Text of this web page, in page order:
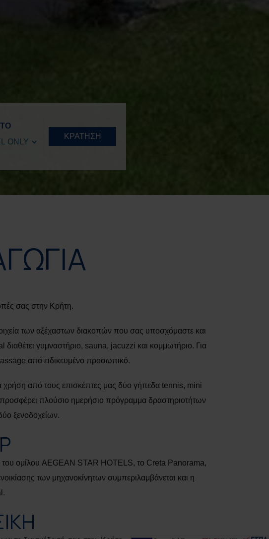
ΚΡΑΤΗΣΗ
σας στην Κρήτη.
των αξέχαστων διακοπών που σας υποσχόμαστε και
γυμναστήριο, sauna, jacuzzi και κομμωτήριο. Για
από ειδικευμένο προσωπικό.
χρήση από τους επισκέπτες μας δύο γήπεδα tennis, mini
πλούσιο ημερήσιο πρόγραμμα δραστηριοτήτων
ξενοδοχείων.
του ομίλου AEGEAN SΤΑR HOTELS, το Creta Panorama,
των μηχανοκίνητων συμπεριλαμβάνεται και η